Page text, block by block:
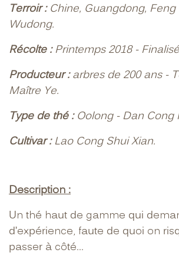
Terroir :Chine, Guangdong,
Wudong.
Récolte :Printemps 2018 -
Producteur :arbres de 200 ans -
Maître Ye.
Type de thé :Oolong - Dan Cong
Cultivar :Lao Cong Shui Xian.
Description :
Un thé haut de gamme qui
d’expérience, faute de quoi on
passer à côté...